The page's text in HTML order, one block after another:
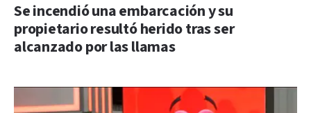
Se incendió una embarcación y su
propietario resultó herido tras ser
alcanzado por las llamas